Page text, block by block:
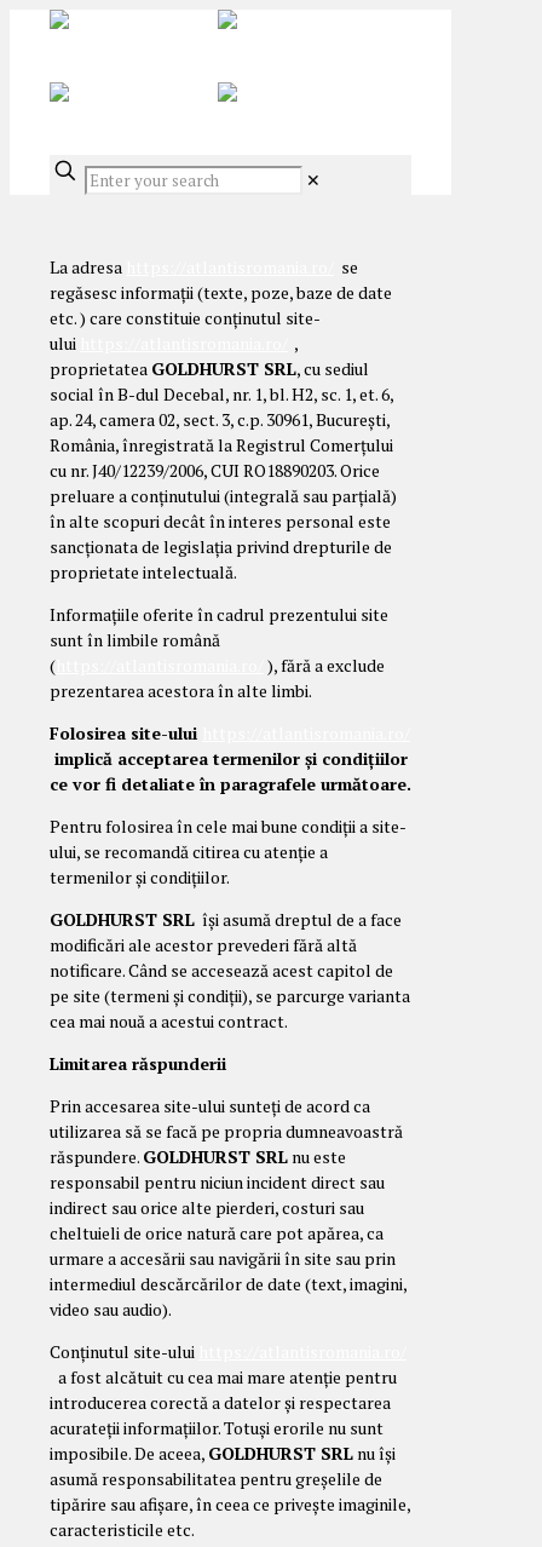
✕
La adresa
se
regăsesc informații (texte, poze, baze de date
etc. ) care constituie conținutul site-
ului
,
proprietatea GOLDHURST SRL, cu sediul
social în B-dul Decebal, nr. 1, bl. H2, sc. 1, et. 6,
ap. 24, camera 02, sect. 3, c.p. 30961, București,
România, înregistrată la Registrul Comerțului
cu nr. J40/12239/2006, CUI RO18890203. Orice
preluare a conținutului (integrală sau parțială)
în alte scopuri decât în interes personal este
sancționata de legislația privind drepturile de
proprietate intelectuală.
Informațiile oferite în cadrul prezentului site
sunt în limbile română
(
), fără a exclude
prezentarea acestora în alte limbi.
Folosirea site-ului
implică acceptarea termenilor și condițiilor
ce vor fi detaliate în paragrafele următoare.
Pentru folosirea în cele mai bune condiții a site-
ului, se recomandă citirea cu atenție a
termenilor și condițiilor.
GOLDHURST SRL își asumă dreptul de a face
modificări ale acestor prevederi fără altă
notificare. Când se accesează acest capitol de
pe site (termeni și condiții), se parcurge varianta
cea mai nouă a acestui contract.
Limitarea răspunderii
Prin accesarea site-ului sunteți de acord ca
utilizarea să se facă pe propria dumneavoastră
răspundere. GOLDHURST SRL nu este
responsabil pentru niciun incident direct sau
indirect sau orice alte pierderi, costuri sau
cheltuieli de orice natură care pot apărea, ca
urmare a accesării sau navigării în site sau prin
intermediul descărcărilor de date (text, imagini,
video sau audio).
Conținutul site-ului
a fost alcătuit cu cea mai mare atenție pentru
introducerea corectă a datelor și respectarea
acurateții informațiilor. Totuși erorile nu sunt
imposibile. De aceea, GOLDHURST SRL nu își
asumă responsabilitatea pentru greșelile de
tipărire sau afișare, în ceea ce privește imaginile,
caracteristicile etc.